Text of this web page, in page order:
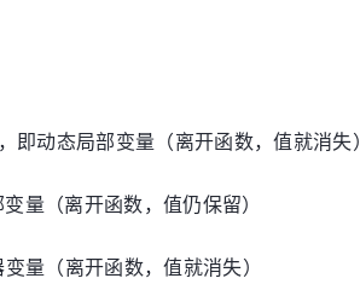
即动态局部变量（离开函数，值就消失）
量（离开函数，值仍保留）
量（离开函数，值就消失）